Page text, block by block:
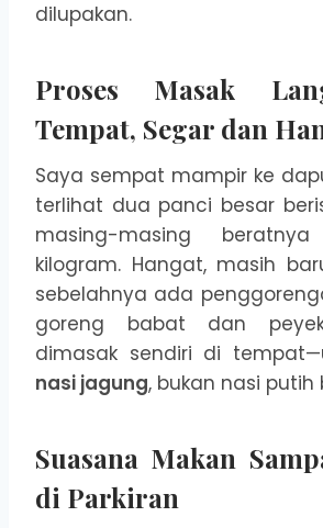
dilupakan.
Proses Masak
Tempat, Segar dan
Saya sempat mampir ke
terlihat dua panci besar
masing-masing
kilogram. Hangat, masih
sebelahnya ada
goreng babat dan
dimasak sendiri di
nasi jagung, bukan nasi putih
Suasana Makan
di Parkiran